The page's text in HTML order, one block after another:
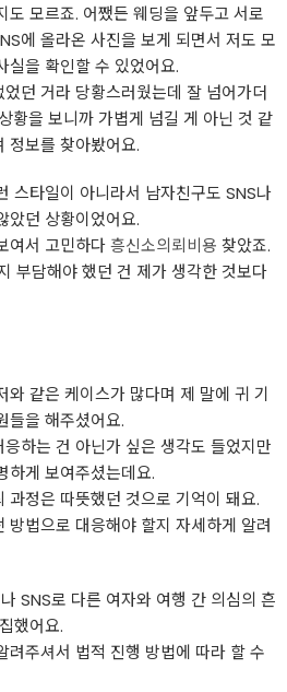
도 모르죠. 어쨌든 웨딩을 앞두고 서로
에 올라온 사진을 보게 되면서 저도 모
실을 확인할 수 있었어요.
던 거라 당황스러웠는데 잘 넘어가더
황을 보니까 가볍게 넘길 게 아닌 것 같
정보를 찾아봤어요.
스타일이 아니라서 남자친구도 SNS나
았던 상황이었어요.
여서 고민하다흥신소의뢰비용 찾았죠.
부담해야 했던 건 제가 생각한 것보다
와 같은 케이스가 많다며 제 말에 귀 기
들을 해주셨어요.
하는 건 아닌가 싶은 생각도 들었지만
하게 보여주셨는데요.
과정은 따뜻했던 것으로 기억이 돼요.
방법으로 대응해야 할지 자세하게 알려
SNS로 다른 여자와 여행 간 의심의 흔
했어요.
려주셔서 법적 진행 방법에 따라 할 수